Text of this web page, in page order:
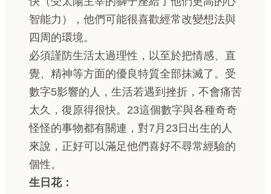
智能力），他們可能很喜歡經常改變想法與
四周的環境。
必須謹防生活太過理性，以至於把情感、直
覺、精神等方面的優良特質全部抹滅了。受
數字5影響的人，生活若遇到挫折，不會痛苦
太久，復原得很快。23這個數字與各種奇奇
怪怪的事物都有關連，對7月23日出生的人
來說，正好可以滿足他們喜好不尋常經驗的
個性。
生日花：